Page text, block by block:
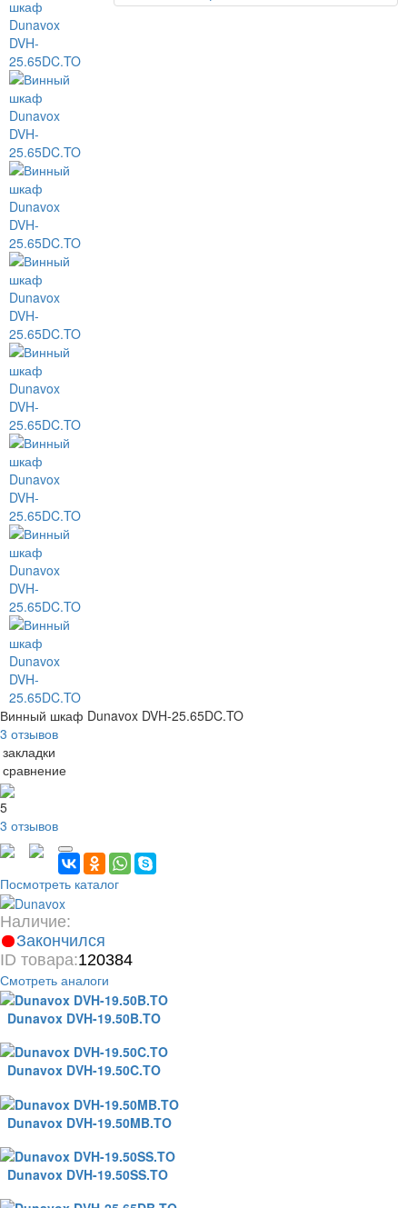
Винный шкаф Dunavox DVH-25.65DC.TO
3 отзывов
5
3 отзывов
Посмотреть каталог
Наличие:
Закончился
ID товара:120384
Смотреть аналоги
Dunavox DVH-19.50B.TO
Dunavox DVH-19.50C.TO
Dunavox DVH-19.50MB.TO
Dunavox DVH-19.50SS.TO